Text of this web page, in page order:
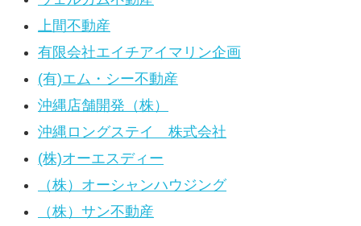
上間不動産
有限会社エイチアイマリン企画
(有)エム・シー不動産
沖縄店舗開発（株）
沖縄ロングステイ 株式会社
(株)オーエスディー
（株）オーシャンハウジング
（株）サン不動産